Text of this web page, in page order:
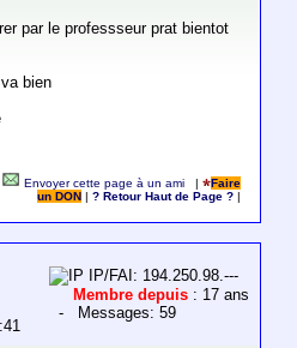
par le professseur prat bientot
bien
Envoyer cette page à un ami |
Faire
un DON
|? Retour Haut de Page ?
IP/FAI: 194.250.98.---
Membre depuis : 17 ans
- Messages: 59